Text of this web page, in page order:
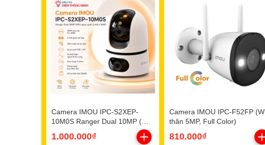
Camera IMOU IPC-S2XEP-
10M0S Ranger Dual 10MP (Wifi
1.000.000₫
Camera IMOU IPC-F52FP
thân 5MP, Full Color)
810.000₫